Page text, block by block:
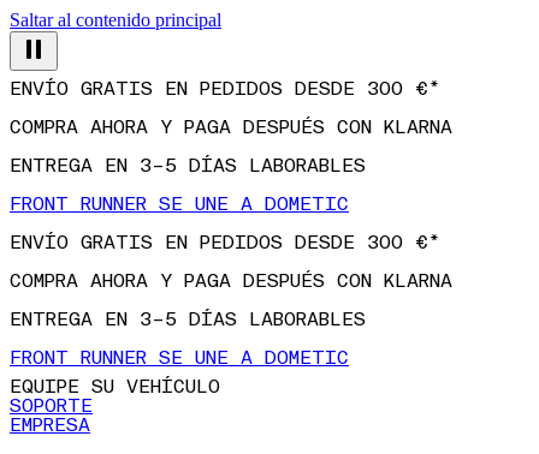
Saltar al contenido principal
COMPRA AHORA Y PAGA DESPUÉS CON KLARNA
ENTREGA EN 3–5 DÍAS LABORABLES
FRONT RUNNER SE UNE A DOMETIC
ENVÍO GRATIS EN PEDIDOS DESDE 300 €*
COMPRA AHORA Y PAGA DESPUÉS CON KLARNA
ENTREGA EN 3–5 DÍAS LABORABLES
FRONT RUNNER SE UNE A DOMETIC
EQUIPE SU VEHÍCULO
SOPORTE
EMPRESA